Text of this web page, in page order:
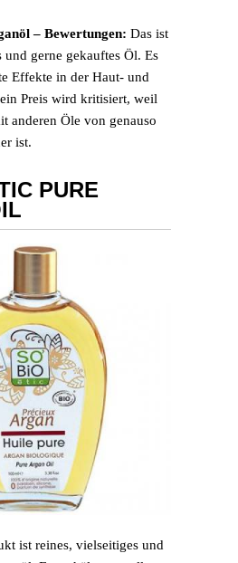
– Bewertungen: Das ist
und gerne gekauftes Öl. Es
Effekte in der Haut- und
Preis wird kritisiert, weil
anderen Öle von genauso
ist.
PURE
ist reines, vielseitiges und